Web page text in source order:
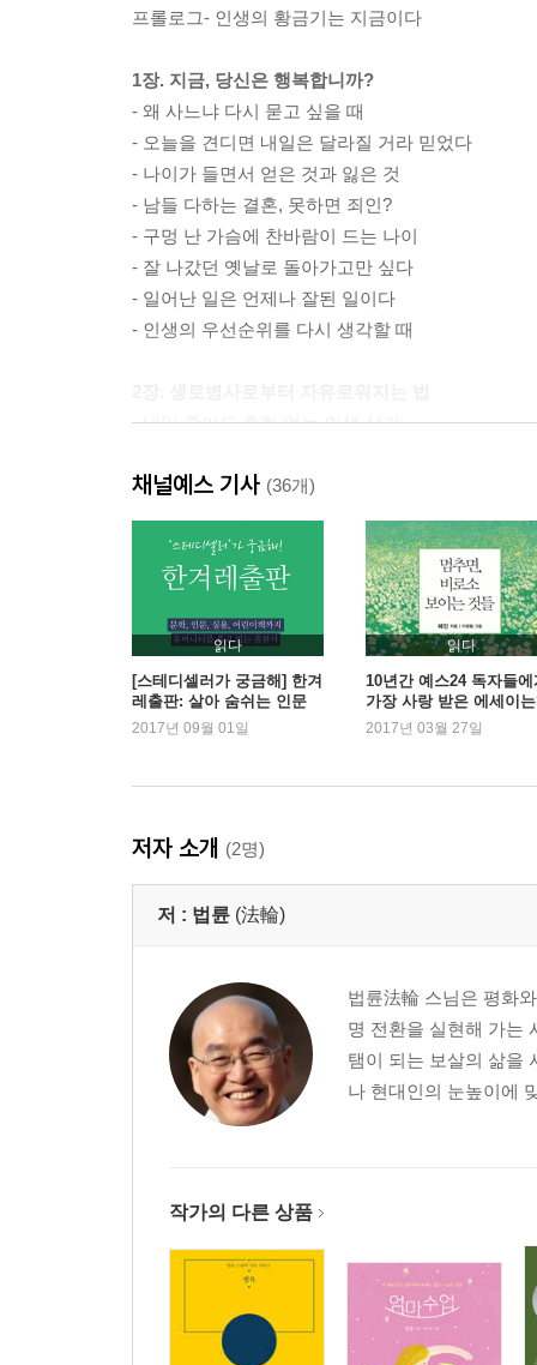
프롤로그- 인생의 황금기는 지금이다
1장. 지금, 당신은 행복합니까?
- 왜 사느냐 다시 묻고 싶을 때
- 오늘을 견디면 내일은 달라질 거라 믿었다
- 나이가 들면서 얻은 것과 잃은 것
- 남들 다하는 결혼, 못하면 죄인?
- 구멍 난 가슴에 찬바람이 드는 나이
- 잘 나갔던 옛날로 돌아가고만 싶다
- 일어난 일은 언제나 잘된 일이다
- 인생의 우선순위를 다시 생각할 때
- 내일 죽어도 후회 없는 인생 살기
- 치매, 무의식의 세계에서 옛날 영화를 보는 것
- 사후세계에 대한 두려움 떨치는 법
- 삶과 죽음은 하나의 변화일 뿐
- 자살, 못마땅한 나를 살해하는 것
- ‘죽고 싶다’는 말은 ‘살고 싶다’는 신호
3장. 사흘 슬퍼했다면 그것으로 충분하다
- 쌀과자처럼 바삭한 이별
- 사별의 슬픔이 계속되거든
- 떠난 사람을 위한 이별 방식
- 벗어놓은 헌옷에 집착하지 마라
- 상대가 아닌 내 마음부터 살펴라
- 결혼은 행복의 보증수표가 아니다
- 후회와 상처를 남기지 않는 이별법
- 더 사랑해서가 아니라 더 기대해서 외로운 것
- 행복을 구걸하지 마라
- 후회 없이 부모를 모시려면
- 돈 대신 등 두드려주는 사랑
5장. 인생 후반전, 즐겁고 행복하게 일하는 법
채널예스 기사 (36개)
읽다
[스테디셀러가 궁금해] 한겨
레출판: 살아 숨쉬는 인문
교양
2017년 09월 01일
읽다
10년간 예스24 독자들에
가장 사랑 받은 에세이
2017년 03월 27일
저자 소개 (2명)
저 : 법륜 (法輪)
법륜法輪 스님은 평화
명 전환을 실현해 가는
탬이 되는 보살의 삶을
나 현대인의 눈높이에
작가의 다른 상품